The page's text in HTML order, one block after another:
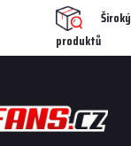
produktů